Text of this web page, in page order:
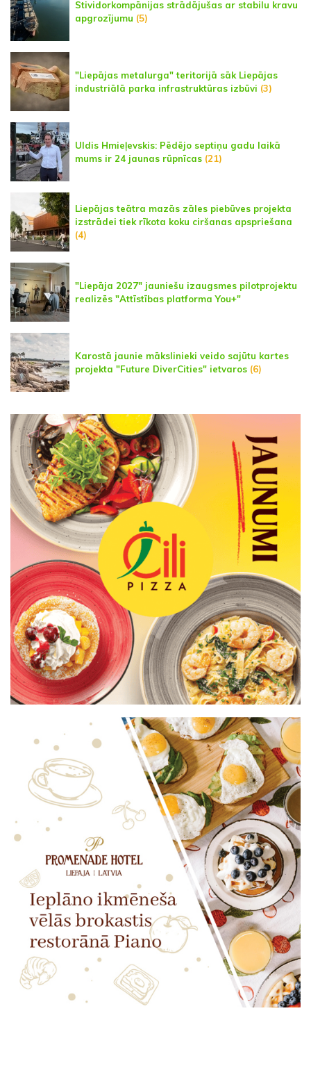
Stividorkompānijas strādājušas ar stabilu kravu
apgrozījumu (5)
"Liepājas metalurga" teritorijā sāk Liepājas
industriālā parka infrastruktūras izbūvi (3)
Uldis Hmieļevskis: Pēdējo septiņu gadu laikā
mums ir 24 jaunas rūpnīcas (21)
Liepājas teātra mazās zāles piebūves projekta
izstrādei tiek rīkota koku ciršanas apspriešana
(4)
"Liepāja 2027" jauniešu izaugsmes pilotprojektu
realizēs "Attīstības platforma You+"
Karostā jaunie mākslinieki veido sajūtu kartes
projekta "Future DiverCities" ietvaros (6)